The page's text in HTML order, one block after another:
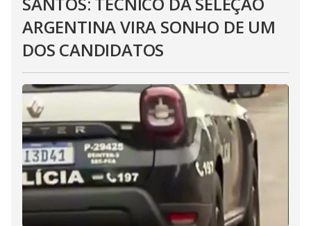
ARGENTINA VIRA SONHO DE UM
DOS CANDIDATOS